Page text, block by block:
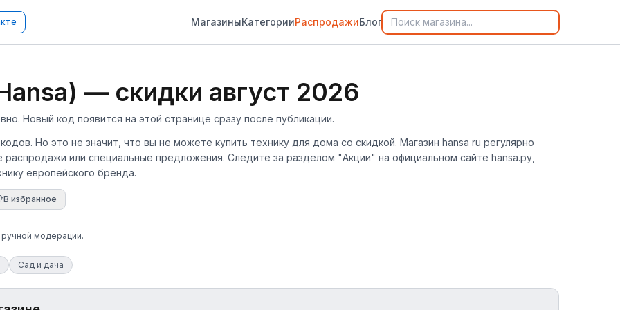
МагазиныКатегорииРаспродажиБлог
— скидки август 2026
Новый код появится на этой странице сразу после публикации.
Но это не значит, что вы не можете купить технику для дома со скидкой. Магазин hansa ru регулярно
или специальные предложения. Следите за разделом "Акции" на официальном сайте hansa.ру,
европейского бренда.
В избранное
модерации.
Сад и дача